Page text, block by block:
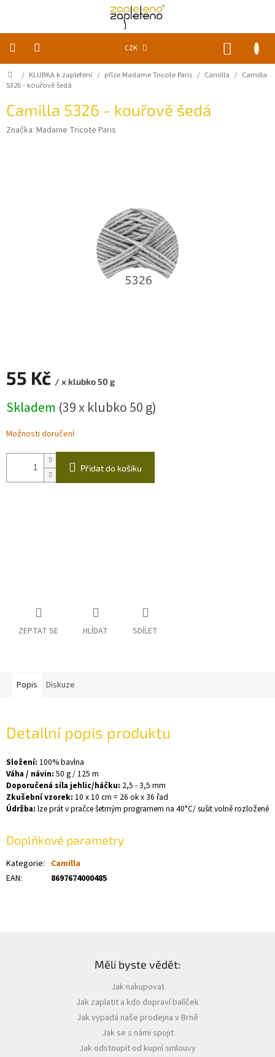
CZK
KLUBKA
k
Akce
a
nám
systém
Domů
/ KLUBKA k zapletení / příze Madame Tricote Paris / Camilla / Camilla
5326 - kouřově šedá
Camilla 5326 - kouřově šedá
Značka: Madame Tricote Paris
55 Kč / x klubko 50 g
cena:
Skladem (39 x klubko 50 g)
Možnosti doručení
Přidat do košíku
ZEPTAT SE HLÍDAT SDÍLET
Popis Diskuze
Detailní popis produktu
Složení: 100% bavlna
Váha / návin: 50 g / 125 m
Doporučená síla jehlic/háčku: 2,5 - 3,5 mm
Zkušební vzorek: 10 x 10 cm = 26 ok x 36 řad
Údržba: lze prát v pračce šetrným programem na 40°C/ sušit volně rozložené
Doplňkové parametry
Kategorie: Camilla
EAN: 8697674000485
Měli byste vědět:
Jak nakupovat
Jak zaplatit a kdo dopraví balíček
Jak vypadá naše prodejna v Brně
Jak se s námi spojit
Jak odstoupit od kupní smlouvy